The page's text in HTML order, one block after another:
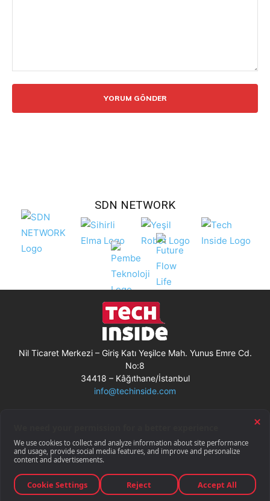
SDN NETWORK
Nil Ticaret Merkezi – Giriş Katı Yeşilce Mah. Yunus Emre Cd.
No:8
34418 – Kâğıthane/İstanbul
info@techinside.com
Gizlilik Bildirimi
RSS
© Techinside.com, İnternet Medyası